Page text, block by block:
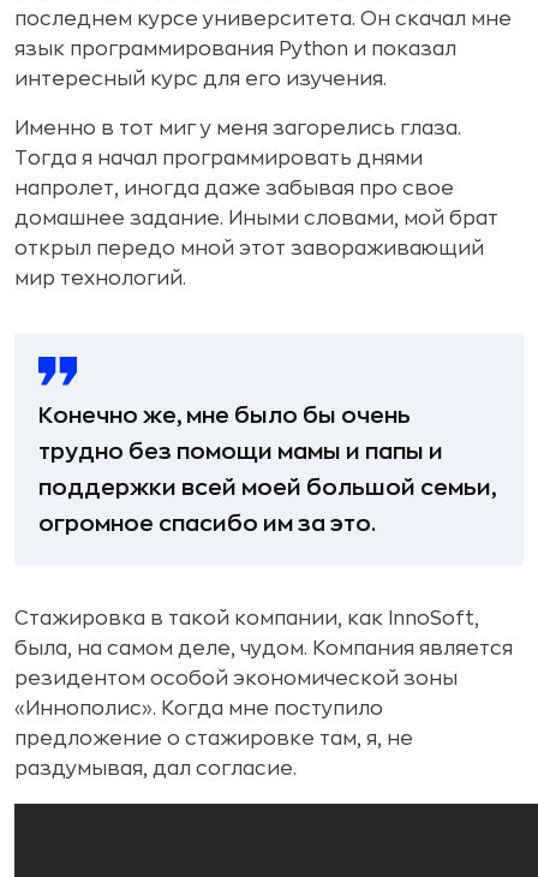
последнем курсе университета. Он скачал мне
язык программирования Python и показал
интересный курс для его изучения.
Именно в тот миг у меня загорелись глаза.
Тогда я начал программировать днями
напролет, иногда даже забывая про свое
домашнее задание. Иными словами, мой брат
открыл передо мной этот завораживающий
мир технологий.
Конечно же, мне было бы очень
трудно без помощи мамы и папы и
поддержки всей моей большой семьи,
огромное спасибо им за это.
Стажировка в такой компании, как InnoSoft,
была, на самом деле, чудом. Компания является
резидентом особой экономической зоны
«Иннополис». Когда мне поступило
предложение о стажировке там, я, не
раздумывая, дал согласие.